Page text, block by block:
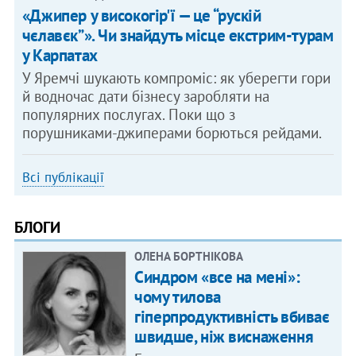
«Джипер у високогір'ї — це “рускій
чєлавєк”». Чи знайдуть місце екстрим-турам
у Карпатах
У Яремчі шукають компроміс: як уберегти гори
й водночас дати бізнесу заробляти на
популярних послугах. Поки що з
порушниками-джиперами борються рейдами.
Всі публікації
БЛОГИ
ОЛЕНА БОРТНІКОВА
Синдром «все на мені»:
чому тилова
гіперпродуктивність вбиває
швидше, ніж виснаження